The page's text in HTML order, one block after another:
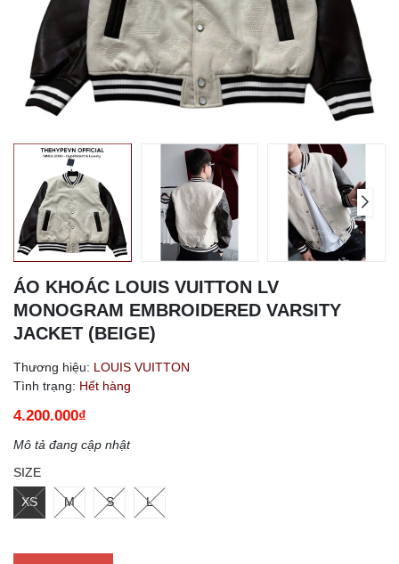
ÁO KHOÁC LOUIS VUITTON LV
MONOGRAM EMBROIDERED VARSITY
JACKET (BEIGE)
Thương hiệu: LOUIS VUITTON
Tình trạng: Hết hàng
4.200.000₫
Mô tả đang cập nhật
SIZE
XS M S L